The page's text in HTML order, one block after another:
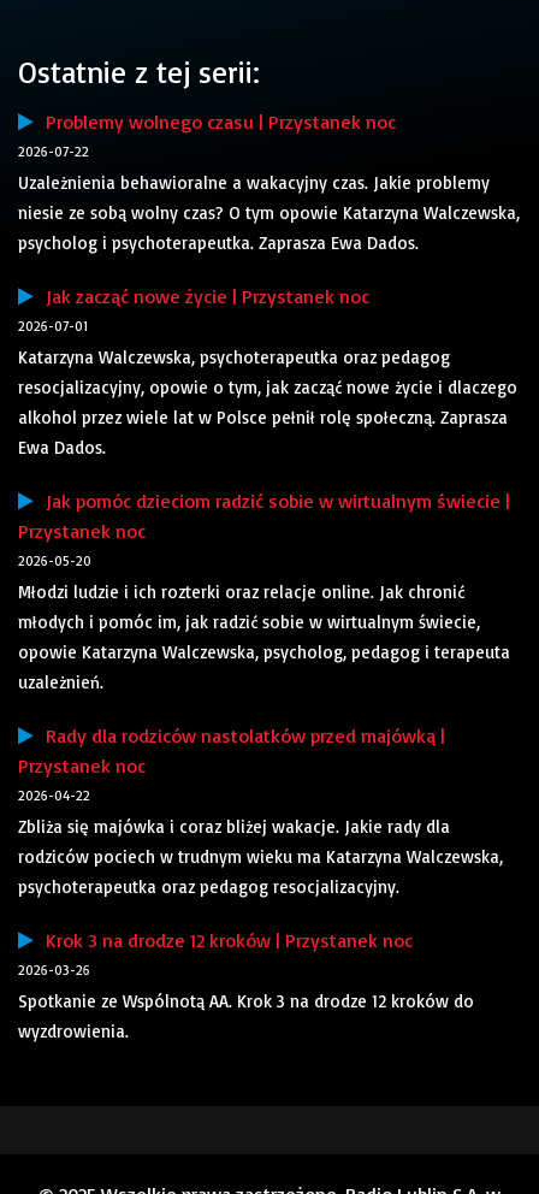
Ostatnie z tej serii:
Problemy wolnego czasu | Przystanek noc
2026-07-22
Uzależnienia behawioralne a wakacyjny czas. Jakie problemy
niesie ze sobą wolny czas? O tym opowie Katarzyna Walczewska,
psycholog i psychoterapeutka. Zaprasza Ewa Dados.
Jak zacząć nowe życie | Przystanek noc
2026-07-01
Katarzyna Walczewska, psychoterapeutka oraz pedagog
resocjalizacyjny, opowie o tym, jak zacząć nowe życie i dlaczego
alkohol przez wiele lat w Polsce pełnił rolę społeczną. Zaprasza
Ewa Dados.
Jak pomóc dzieciom radzić sobie w wirtualnym świecie |
Przystanek noc
2026-05-20
Młodzi ludzie i ich rozterki oraz relacje online. Jak chronić
młodych i pomóc im, jak radzić sobie w wirtualnym świecie,
opowie Katarzyna Walczewska, psycholog, pedagog i terapeuta
uzależnień.
Rady dla rodziców nastolatków przed majówką |
Przystanek noc
2026-04-22
Zbliża się majówka i coraz bliżej wakacje. Jakie rady dla
rodziców pociech w trudnym wieku ma Katarzyna Walczewska,
psychoterapeutka oraz pedagog resocjalizacyjny.
Krok 3 na drodze 12 kroków | Przystanek noc
2026-03-26
Spotkanie ze Wspólnotą AA. Krok 3 na drodze 12 kroków do
wyzdrowienia.